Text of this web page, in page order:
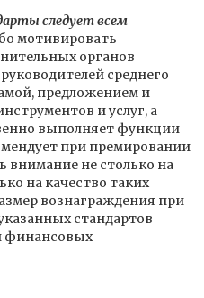
следует всем
мотивировать
органов
среднего
предложением и
и услуг, а
выполняет функции
при премировании
внимание не столько на
на качество таких
вознаграждения при
стандартов
финансовых